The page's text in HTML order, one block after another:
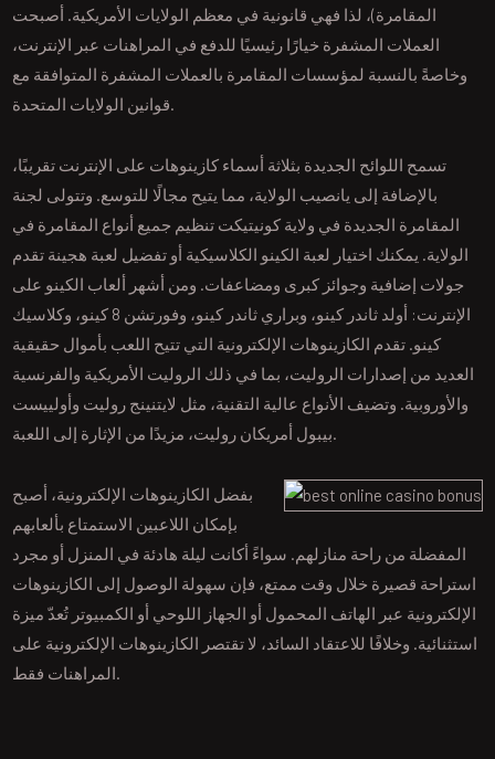
المقامرة)، لذا فهي قانونية في معظم الولايات الأمريكية. أصبحت
العملات المشفرة خيارًا رئيسيًا للدفع في المراهنات عبر الإنترنت،
وخاصةً بالنسبة لمؤسسات المقامرة بالعملات المشفرة المتوافقة مع
قوانين الولايات المتحدة.
تسمح اللوائح الجديدة بثلاثة أسماء كازينوهات على الإنترنت تقريبًا،
بالإضافة إلى يانصيب الولاية، مما يتيح مجالًا للتوسع. وتتولى لجنة
المقامرة الجديدة في ولاية كونيتيكت تنظيم جميع أنواع المقامرة في
الولاية. يمكنك اختيار لعبة الكينو الكلاسيكية أو تفضيل لعبة هجينة تقدم
جولات إضافية وجوائز كبرى ومضاعفات. ومن أشهر ألعاب الكينو على
الإنترنت: أولد ثاندر كينو، وبراري ثاندر كينو، وفورتشن 8 كينو، وكلاسيك
كينو. تقدم الكازينوهات الإلكترونية التي تتيح اللعب بأموال حقيقية
العديد من إصدارات الروليت، بما في ذلك الروليت الأمريكية والفرنسية
والأوروبية. وتضيف الأنواع عالية التقنية، مثل لايتنينج روليت وأولييست
بيبول أمريكان روليت، مزيدًا من الإثارة إلى اللعبة.
بفضل الكازينوهات الإلكترونية، أصبح
بإمكان اللاعبين الاستمتاع بألعابهم
المفضلة من راحة منازلهم. سواءً أكانت ليلة هادئة في المنزل أو مجرد
استراحة قصيرة خلال وقت ممتع، فإن سهولة الوصول إلى الكازينوهات
الإلكترونية عبر الهاتف المحمول أو الجهاز اللوحي أو الكمبيوتر تُعدّ ميزة
استثنائية. وخلافًا للاعتقاد السائد، لا تقتصر الكازينوهات الإلكترونية على
المراهنات فقط.